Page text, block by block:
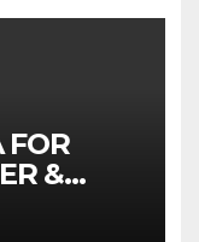
FOR
&